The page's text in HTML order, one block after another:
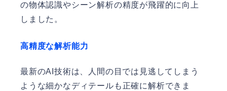
の物体認識やシーン解析の精度が飛躍的に向上
しました。
高精度な解析能力
最新のAI技術は、人間の目では見逃してしまう
ような細かなディテールも正確に解析できま